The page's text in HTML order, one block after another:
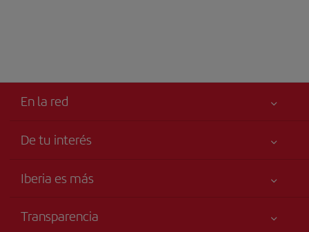
En la red
De tu interés
Tu seguridad es lo primero
Iberia es más
Talento a bordo
Transparencia